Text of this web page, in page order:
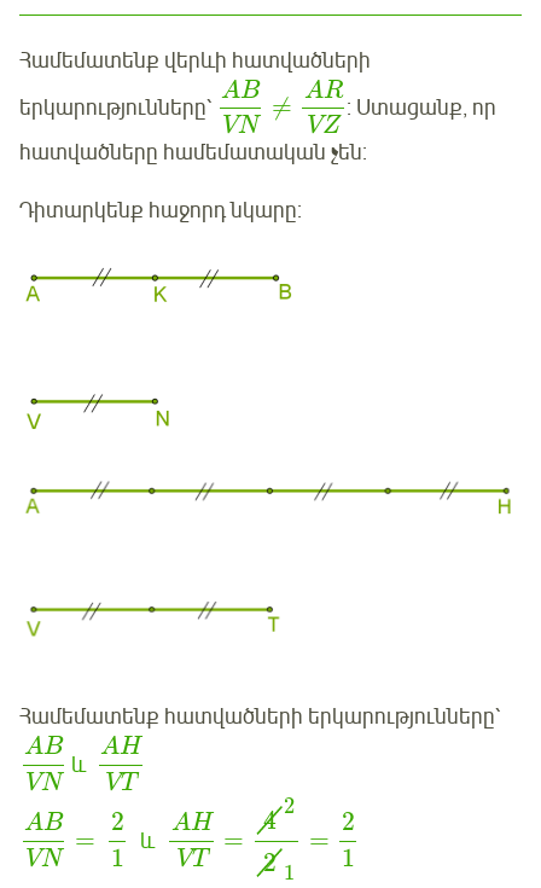
Համեմատենք վերևի հատվածների
երկարությունները՝
AB
VN
≠
AR
VZ
: Ստացանք, որ
հատվածները համեմատական չեն:
Դիտարկենք հաջորդ նկարը:
Համեմատենք հատվածների երկարությունները՝
AB
VN
և
AH
VT
AB
VN
=
2
1
և
AH
VT
=
4
2
2 1
=
2
1